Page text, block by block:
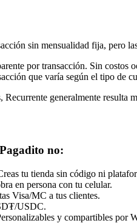
sin mensualidad fija, pero
por transacción. Sin costos
que varía según el tipo de
Recurrente generalmente resulta
no:
tu tienda sin código ni
en persona con tu celular.
Visa/MC a tus clientes.
USDC.
y compartibles por